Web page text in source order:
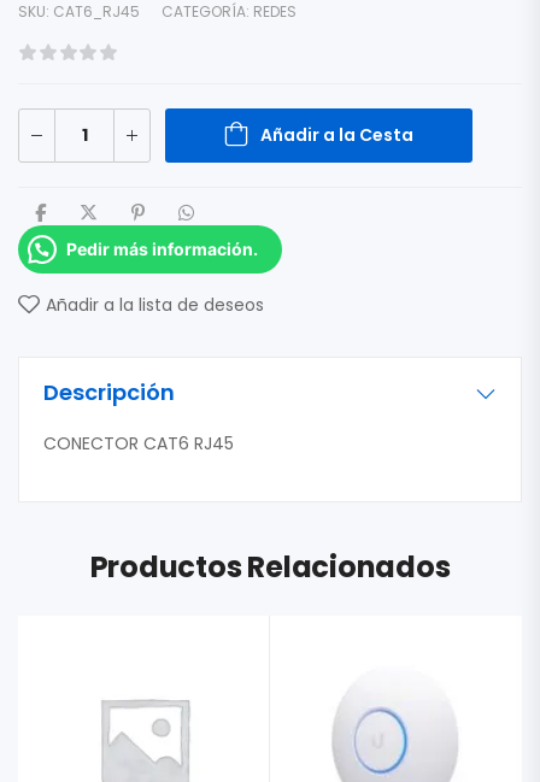
SKU: CAT6_RJ45 CATEGORÍA: REDES
Añadir a la Cesta
Pedir más información.
Añadir a la lista de deseos
Descripción
CONECTOR CAT6 RJ45
Productos Relacionados